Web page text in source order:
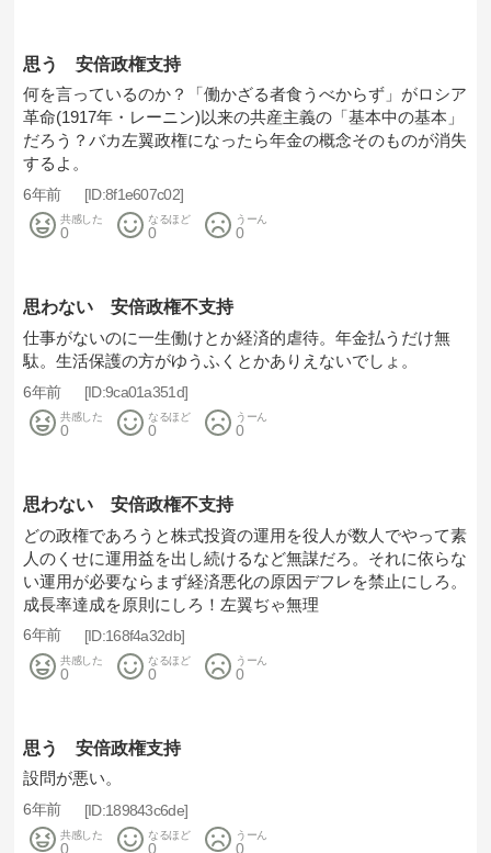
思う 安倍政権支持
何を言っているのか？「働かざる者食うべからず」がロシア
革命(1917年・レーニン)以来の共産主義の「基本中の基本」
だろう？バカ左翼政権になったら年金の概念そのものが消失
するよ。
6年前 8f1e607c02
共感した
0
なるほど
0
うーん
0
思わない 安倍政権不支持
仕事がないのに一生働けとか経済的虐待。年金払うだけ無
駄。生活保護の方がゆうふくとかありえないでしょ。
6年前 9ca01a351d
共感した
0
なるほど
0
うーん
0
思わない 安倍政権不支持
どの政権であろうと株式投資の運用を役人が数人でやって素
人のくせに運用益を出し続けるなど無謀だろ。それに依らな
い運用が必要ならまず経済悪化の原因デフレを禁止にしろ。
成長率達成を原則にしろ！左翼ぢゃ無理
6年前 168f4a32db
共感した
0
なるほど
0
うーん
0
思う 安倍政権支持
設問が悪い。
6年前 189843c6de
共感した
0
なるほど
0
うーん
0